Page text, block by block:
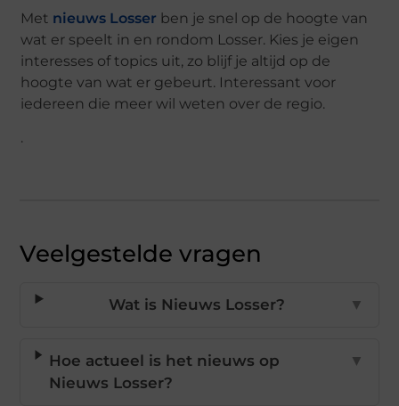
Met nieuws Losser ben je snel op de hoogte van
wat er speelt in en rondom Losser. Kies je eigen
interesses of topics uit, zo blijf je altijd op de
hoogte van wat er gebeurt. Interessant voor
iedereen die meer wil weten over de regio.
.
Veelgestelde vragen
Wat is Nieuws Losser? ▼
Hoe actueel is het nieuws op
Nieuws Losser?
▼